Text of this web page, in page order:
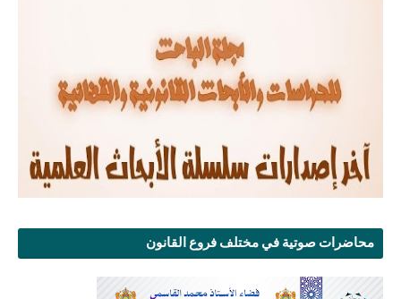
محاضرات صوتية في مختلف فروع القانون